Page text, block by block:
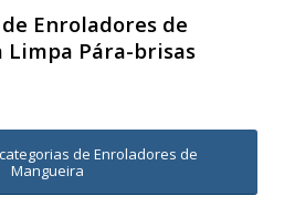
Enroladores de
Pára-brisas
de Enroladores de
Mangueira